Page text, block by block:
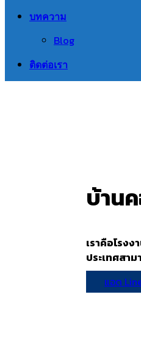
บทความ
Blog
ติดต่อเรา
บ้าน
เราคือโรง
ประเทศสา
แอด